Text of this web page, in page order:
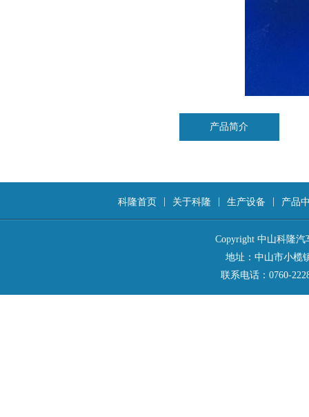
产品简介
科隆首页 关于科隆 生产设备 产品
Copyright 中山科隆
地址：中山市小榄
联系电话：0760-